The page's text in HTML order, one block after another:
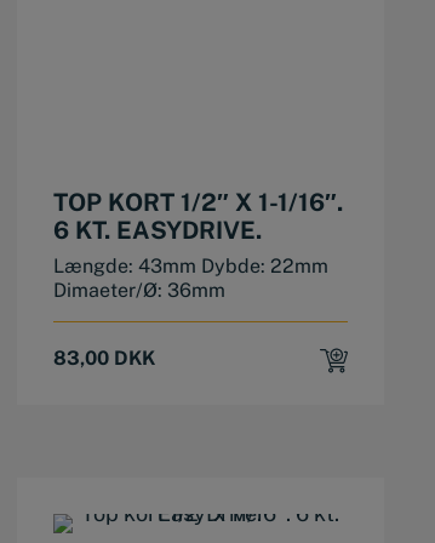
TOP KORT 1/2″ X 1-1/16″.
6 KT. EASYDRIVE.
Længde: 43mm Dybde: 22mm
Dimaeter/Ø: 36mm
83,00 DKK